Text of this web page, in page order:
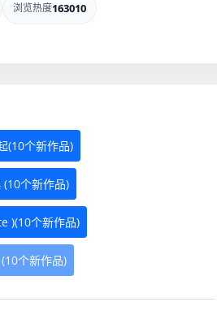
浏览热度163010
(10个新作品)
个新作品)
)(10个新作品)
个新作品)